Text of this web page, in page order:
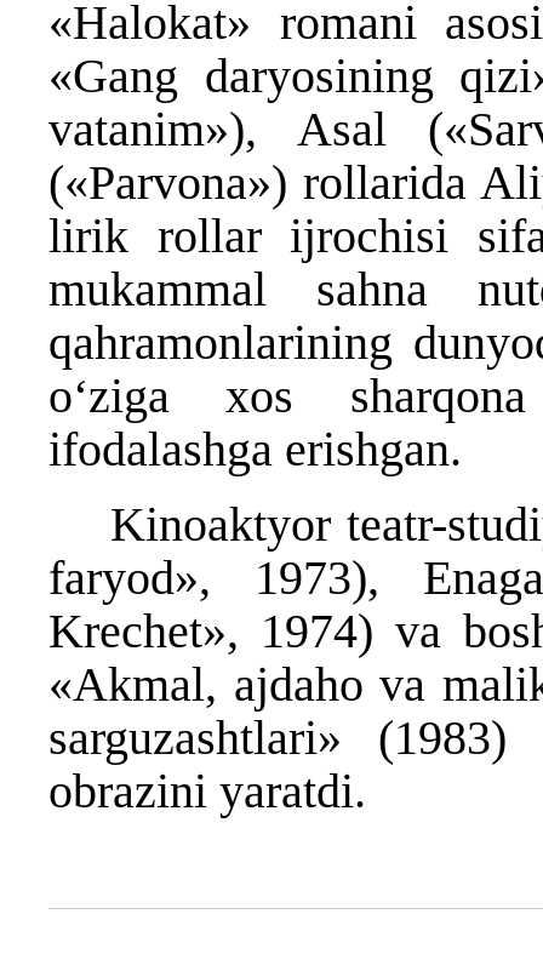
«Halokat» romani
«Gang daryosining
vatanim»), Asal
(«Parvona») rollarida
lirik rollar ijrochisi
mukammal sahna
qahramonlarining
oʻziga xos
ifodalashga erishgan.
Kinoaktyor teatr-
faryod», 1973),
Krechet», 1974) va
«Akmal, ajdaho va
sarguzashtlari»
obrazini yaratdi.